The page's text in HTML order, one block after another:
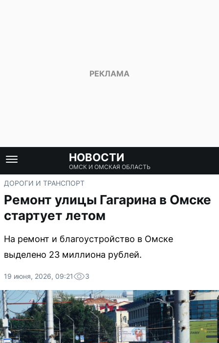
НОВОСТИ
ОМСК И ОМСКАЯ ОБЛАСТЬ
ДОРОГИ И ТРАНСПОРТ
Ремонт улицы Гагарина в Омске
стартует летом
На ремонт и благоустройство в Омске
выделено 23 миллиона рублей.
19 июня, 2026, 09:21 3